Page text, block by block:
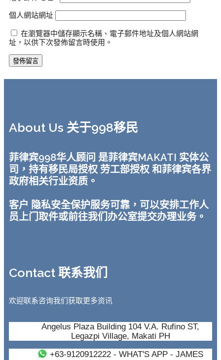
個人網站網址
在瀏覽器中儲存顯示名稱、電子郵件地址及個人網站網
址，以供下次發佈留言時使用。
About Us 关于998移民
菲律宾998华人顾问 是菲律宾MAKATI 实体公
司，持有移民局授权 劳工部授权 和菲律宾各界
政府相关行业资质。
客户 隐私安全保护服务可靠，可以安排工作人
员上门取件或前往我们办公室提交办理业务。
Contact 联系我们
欢迎联系咨询我们获取更多资讯
Angelus Plaza Building 104 V.A. Rufino ST,
Legazpi Village, Makati PH
+63-9120912222- WHAT'S APP - JAMES